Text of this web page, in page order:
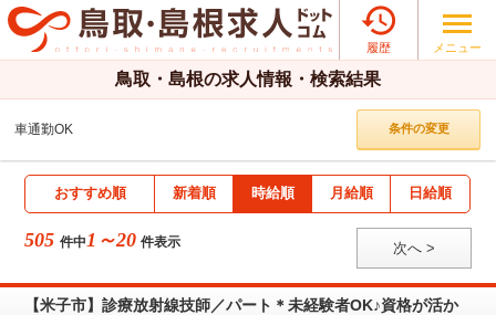

履歴 メニュー
鳥取・島根の求人情報・検索結果
車通勤OK 条件の変更
おすすめ順 新着順 時給順 月給順 日給順
505 件中 1～20 件表示 次へ >
【米子市】診療放射線技師／パート＊未経験者OK♪資格が活か